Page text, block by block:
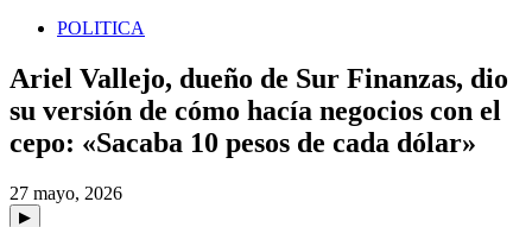
POLITICA
Ariel Vallejo, dueño de Sur Finanzas, dio
su versión de cómo hacía negocios con el
cepo: «Sacaba 10 pesos de cada dólar»
27 mayo, 2026
▶